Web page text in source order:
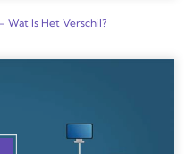
Wat Is Het Verschil?